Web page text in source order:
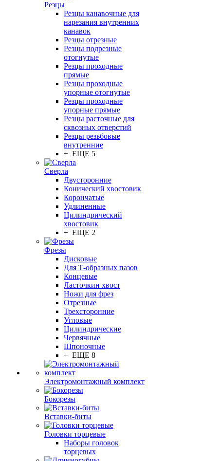
Резцы
Резцы канавочные для
нарезания внутренних
канавок
Резцы отрезные
Резцы подрезные
отогнутые
Резцы проходные
прямые
Резцы проходные
упорные отогнутые
Резцы проходные
упорные прямые
Резцы расточные для
сквозных отверстий
Резцы резьбовые
внутренние
+ ЕЩЕ 5
Сверла
Двусторонние
Конический хвостовик
Корончатые
Удлиненные
Цилиндрический
хвостовик
+ ЕЩЕ 2
Фрезы
Дисковые
Для Т-образных пазов
Концевые
Ласточкин хвост
Ножи для фрез
Отрезные
Трехсторонние
Угловые
Цилиндрические
Червячные
Шпоночные
+ ЕЩЕ 8
Электромонтажный комплект
Бокорезы
Вставки-биты
Головки торцевые
Наборы головок
торцевых